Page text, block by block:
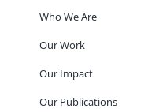
Who We Are
Our Work
Our Impact
Our Publications